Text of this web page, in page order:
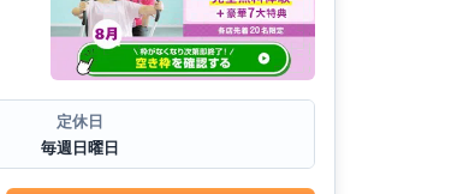
定休日
毎週日曜日